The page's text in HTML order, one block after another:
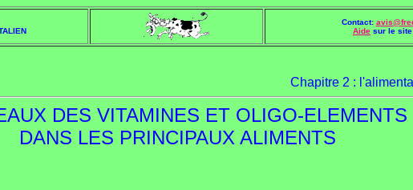
Contact:
Aide sur le site
Chapitre 2 :
DES VITAMINES ET OLIGO-ELEMENTS
DANS LES PRINCIPAUX ALIMENTS